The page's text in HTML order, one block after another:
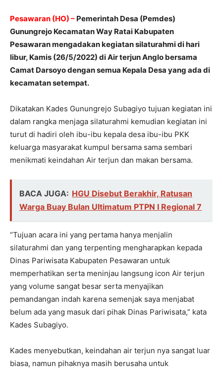
Pesawaran (HO) – Pemerintah Desa (Pemdes)
Gunungrejo Kecamatan Way Ratai Kabupaten
Pesawaran mengadakan kegiatan silaturahmi di hari
libur, Kamis (26/5/2022) di Air terjun Anglo bersama
Camat Darsoyo dengan semua Kepala Desa yang ada di
kecamatan setempat.
Dikatakan Kades Gunungrejo Subagiyo tujuan kegiatan ini
dalam rangka menjaga silaturahmi kemudian kegiatan ini
turut di hadiri oleh ibu-ibu kepala desa ibu-ibu PKK
keluarga masyarakat kumpul bersama sama sembari
menikmati keindahan Air terjun dan makan bersama.
BACA JUGA: HGU Disebut Berakhir, Ratusan
Warga Buay Bulan Ultimatum PTPN I Regional 7
“Tujuan acara ini yang pertama hanya menjalin
silaturahmi dan yang terpenting mengharapkan kepada
Dinas Pariwisata Kabupaten Pesawaran untuk
memperhatikan serta meninjau langsung icon Air terjun
yang volume sangat besar serta menyajikan
pemandangan indah karena semenjak saya menjabat
belum ada yang masuk dari pihak Dinas Pariwisata,” kata
Kades Subagiyo.
Kades menyebutkan, keindahan air terjun nya sangat luar
biasa, namun pihaknya masih berusaha untuk